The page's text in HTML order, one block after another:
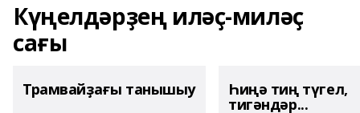
Күңелдәрҙең иләҫ-миләҫ
сағы
Трамвайҙағы танышыу Һиңә тиң түгел,
тигәндәр...